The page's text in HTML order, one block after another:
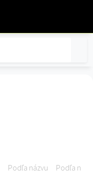
Podľa názvu Podľa